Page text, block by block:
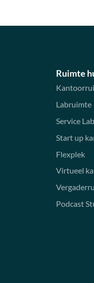
Ruimte
Labruimte
Service Lab
Start up
Flexplek
Virtueel
Podcast